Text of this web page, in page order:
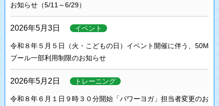
お知らせ（5/11～6/29）
2026年5月3日 イベント
令和８年５月５日（火・こどもの日）イベント開催に伴う、50M
プール一部利用制限のお知らせ
2026年5月2日 トレーニング
令和８年６月１日９時３０分開始「パワーヨガ」担当者変更のお